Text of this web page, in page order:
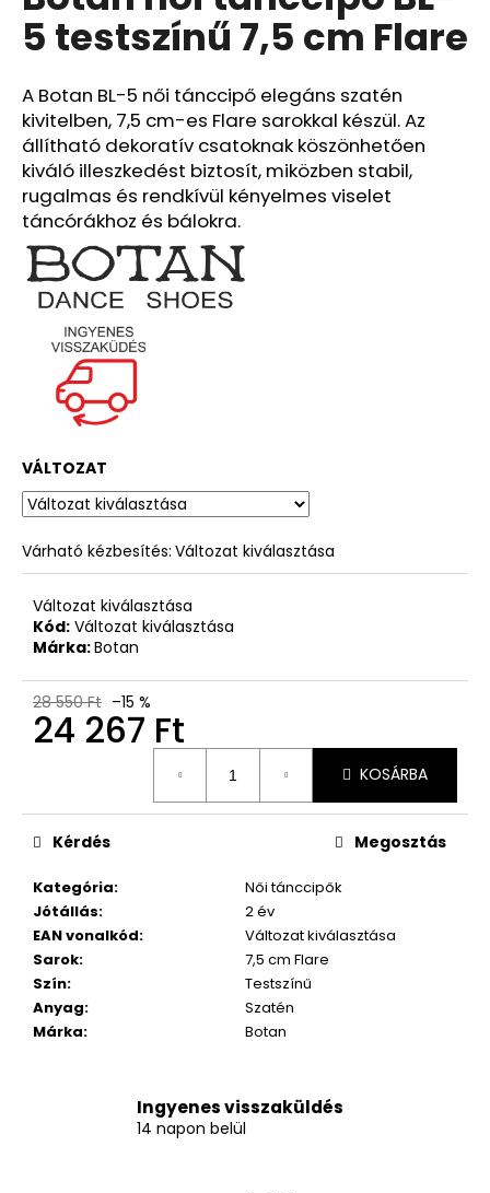
5-
ből
csillag.
5 testszínű 7,5 cm Flare
A Botan BL-5 női tánccipő elegáns szatén
kivitelben, 7,5 cm-es Flare sarokkal készül. Az
állítható dekoratív csatoknak köszönhetően
kiváló illeszkedést biztosít, miközben stabil,
rugalmas és rendkívül kényelmes viselet
táncórákhoz és bálokra.
VÁLTOZAT
Várható kézbesítés: Változat kiválasztása
Változat kiválasztása
Kód: Változat kiválasztása
Márka:Botan
28 550 Ft –15 %
24 267 Ft
KOSÁRBA
Kategória:
Női tánccipők
Jótállás:
2 év
EAN vonalkód:
Változat kiválasztása
Sarok:
7,5 cm Flare
Szín:
Testszínű
Anyag:
Szatén
Márka: Botan
Kérdés Megosztás
Ingyenes visszaküldés
14 napon belül
j
á
n
l
j
u
k